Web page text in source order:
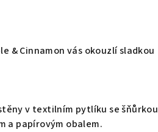
& Cinnamon vás okouzlí sladkou
v textilním pytlíku se šňůrkou
a papírovým obalem.